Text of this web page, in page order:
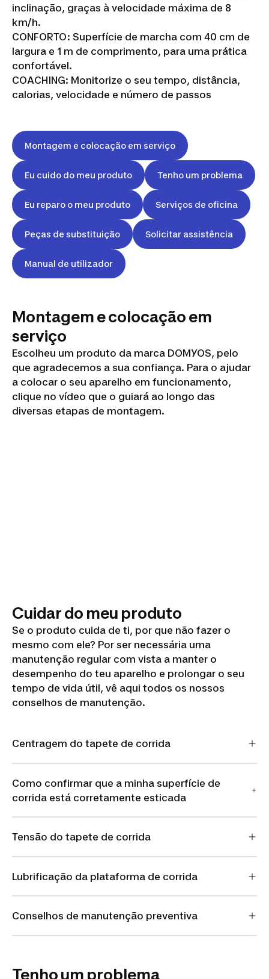
inclinação, graças à velocidade máxima de 8
km/h.
CONFORTO: Superfície de marcha com 40 cm de
largura e 1 m de comprimento, para uma prática
confortável.
COACHING: Monitorize o seu tempo, distância,
calorias, velocidade e número de passos
Montagem e colocação em serviço
Eu cuido do meu produto Tenho um problema
Eu reparo o meu produto Serviços de oficina
Peças de substituição Solicitar assistência
Manual de utilizador
Montagem e colocação em
serviço
Escolheu um produto da marca DOMYOS, pelo
que agradecemos a sua confiança. Para o ajudar
a colocar o seu aparelho em funcionamento,
clique no vídeo que o guiará ao longo das
diversas etapas de montagem.
Cuidar do meu produto
Se o produto cuida de ti, por que não fazer o
mesmo com ele? Por ser necessária uma
manutenção regular com vista a manter o
desempenho do teu aparelho e prolongar o seu
tempo de vida útil, vê aqui todos os nossos
conselhos de manutenção.
Centragem do tapete de corrida
Como confirmar que a minha superfície de
corrida está corretamente esticada
Tensão do tapete de corrida
Lubrificação da plataforma de corrida
Conselhos de manutenção preventiva
Tenho um problema